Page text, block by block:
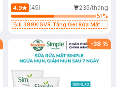
4.9 (45)
235/tháng
51%
Bill 399K SVR Tặng Gel Rửa Mặt
(SL có hạn)
-38 %